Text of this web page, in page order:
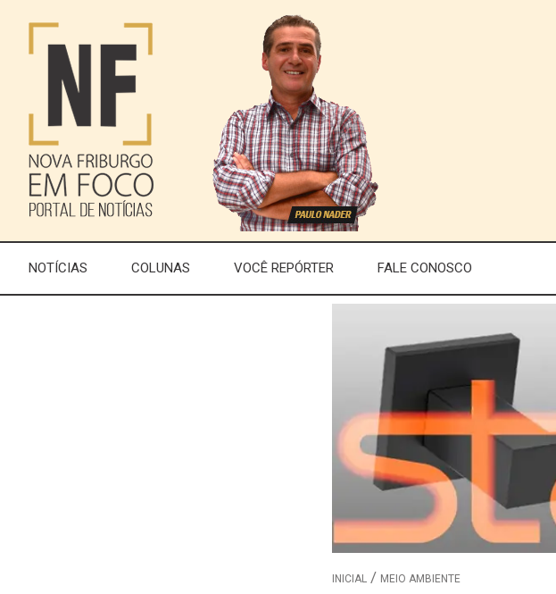
NOTÍCIAS COLUNAS VOCÊ REPÓRTER FALE CONOSCO
INICIAL MEIO AMBIENTE